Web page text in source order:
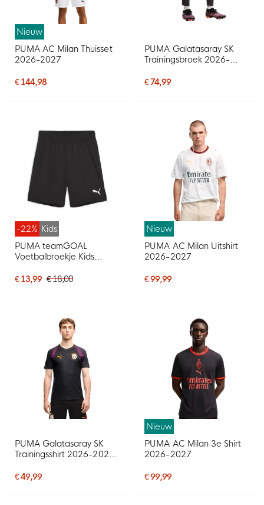
Nieuw
PUMA AC Milan Thuisset
2026-2027
€ 144,98
PUMA Galatasaray SK
Trainingsbroek 2026-
€ 74,99
-22% Kids
PUMA teamGOAL
Voetbalbroekje Kids
€ 13,99 € 18,00
Nieuw
PUMA AC Milan Uitshirt
2026-2027
€ 99,99
PUMA Galatasaray SK
Trainingsshirt 2026-2027
€ 49,99
Nieuw
PUMA AC Milan 3e Shirt
2026-2027
€ 99,99